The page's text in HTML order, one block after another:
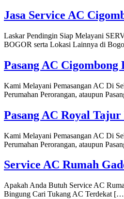
Jasa Service AC
Laskar Pendingin Siap Melayani
BOGOR serta Lokasi Lainnya di
Pasang AC Cigombong
Kami Melayani Pemasangan AC Di
Perumahan Perorangan, ataupun
Pasang AC Royal Tajur
Kami Melayani Pemasangan AC Di
Perumahan Perorangan, ataupun
Service AC Rumah
Apakah Anda Butuh Service AC
Bingung Cari Tukang AC Terdekat